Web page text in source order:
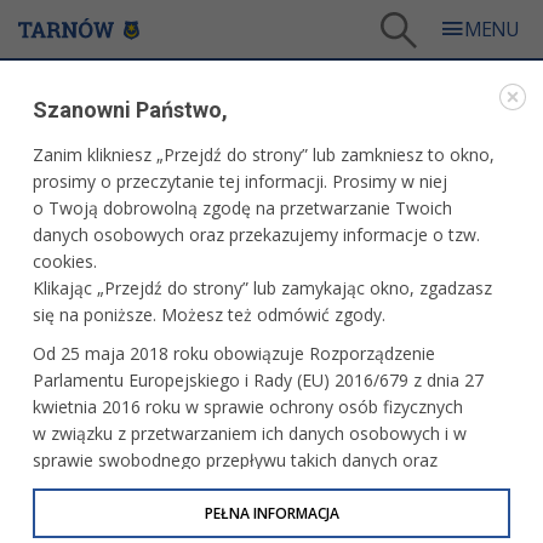
Prezentacja drużyny żużlowej Unia Tarnów
WARTO ZOBACZYĆ
PREZENTACJA DRUŻYNY ŻUŻLOWEJ UNIA
TARNÓW
25 marca 2004 r.fot. Paweł Topolski
Szanowni Państwo,
Zanim klikniesz „Przejdź do strony” lub zamkniesz to okno,
prosimy o przeczytanie tej informacji. Prosimy w niej
o Twoją dobrowolną zgodę na przetwarzanie Twoich
danych osobowych oraz przekazujemy informacje o tzw.
cookies.
Klikając „Przejdź do strony” lub zamykając okno, zgadzasz
się na poniższe. Możesz też odmówić zgody.
Od 25 maja 2018 roku obowiązuje Rozporządzenie
Parlamentu Europejskiego i Rady (EU) 2016/679 z dnia 27
kwietnia 2016 roku w sprawie ochrony osób fizycznych
w związku z przetwarzaniem ich danych osobowych i w
sprawie swobodnego przepływu takich danych oraz
uchylenia dyrektywy 95/46/WE (określane jako RODO, GDPR
lub Ogólne Rozporządzenie o Ochronie Danych
PEŁNA INFORMACJA